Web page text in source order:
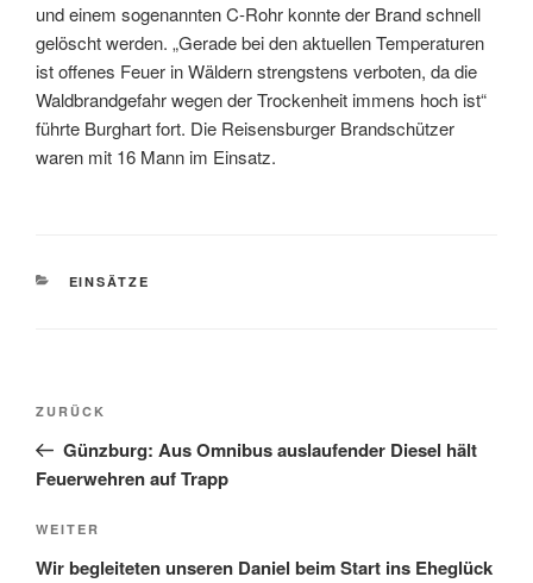
und einem sogenannten C-Rohr konnte der Brand schnell
gelöscht werden. „Gerade bei den aktuellen Temperaturen
ist offenes Feuer in Wäldern strengstens verboten, da die
Waldbrandgefahr wegen der Trockenheit immens hoch ist“
führte Burghart fort. Die Reisensburger Brandschützer
waren mit 16 Mann im Einsatz.
KATEGORIEN
EINSÄTZE
Beitragsnavigation
Vorheriger
Beitrag
ZURÜCK
Günzburg: Aus Omnibus auslaufender Diesel hält
Feuerwehren auf Trapp
Nächster
Beitrag
WEITER
Wir begleiteten unseren Daniel beim Start ins Eheglück